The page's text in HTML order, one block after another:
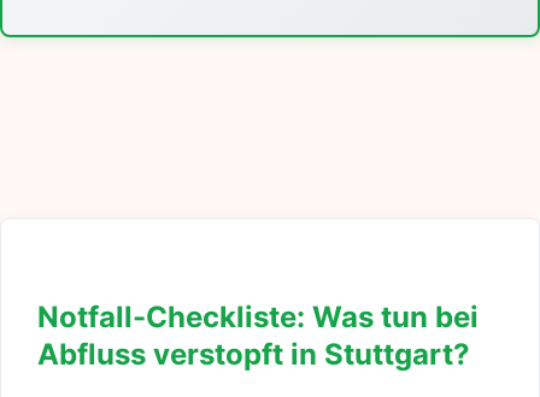
Notfall-Checkliste: Was tun bei
Abfluss verstopft in Stuttgart?